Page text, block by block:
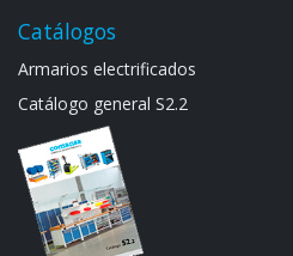
Catálogos
Armarios electrif​icad​os
Catálogo general S​2.2